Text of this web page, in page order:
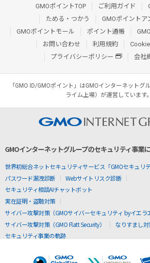
GMOポイントTOP ご利用ガイド
ためる・つかう
GMOポイントア
GMOポイントモール
ポイント通帳
お問い合わせ
利用規約
プライバシーポリシー
会社
「GMO ID/GMOポイント」はGMOインターネットグ
ライム上場）が運営しています。
GMOインターネットグループのセキュリティ事業
世界初総合ネットセキュリティサービス「GMOセキュリテ
パスワード漏洩診断
Webサイトリスク診断
セキュリティ相談AIチャットボット
実在証明・盗聴対策
サイバー攻撃対策（GMOサイバーセキュリティ byイエラ
サイバー攻撃対策（GMO Flatt Security）
なりすまし対
セキュリティ事業の軌跡